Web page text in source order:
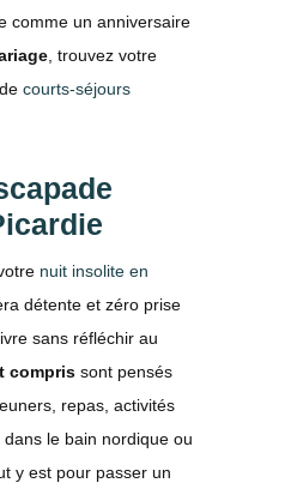
comme un anniversaire
, trouvez votre
courts-séjours
nuit insolite en
détente et zéro prise
sans réfléchir au
compris sont pensés
repas, activités
le bain nordique ou
y est pour passer un